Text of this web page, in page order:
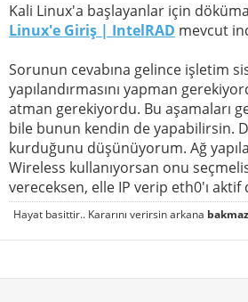
Kali Linux'a başlayanlar için
Linux'e Giriş | IntelRAD mevcut
Sorunun cevabına gelince işletim
yapılandırmasını yapman
atman gerekiyordu. Bu aşamaları
bile bunun kendin de yapabilirsin.
kurduğunu düşünüyorum. Ağ
Wireless kullanıyorsan onu
vereceksen, elle IP verip eth0'ı
Hayat basittir.. Kararını verirsin arkana